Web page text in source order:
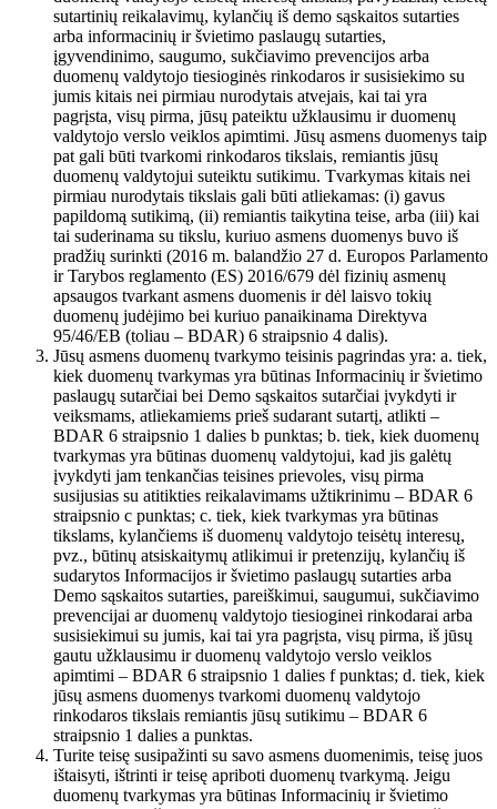
sutartinių reikalavimų, kylančių iš demo sąskaitos sutarties
arba informacinių ir švietimo paslaugų sutarties,
įgyvendinimo, saugumo, sukčiavimo prevencijos arba
duomenų valdytojo tiesioginės rinkodaros ir susisiekimo su
jumis kitais nei pirmiau nurodytais atvejais, kai tai yra
pagrįsta, visų pirma, jūsų pateiktu užklausimu ir duomenų
valdytojo verslo veiklos apimtimi. Jūsų asmens duomenys taip
pat gali būti tvarkomi rinkodaros tikslais, remiantis jūsų
duomenų valdytojui suteiktu sutikimu. Tvarkymas kitais nei
pirmiau nurodytais tikslais gali būti atliekamas: (i) gavus
papildomą sutikimą, (ii) remiantis taikytina teise, arba (iii) kai
tai suderinama su tikslu, kuriuo asmens duomenys buvo iš
pradžių surinkti (2016 m. balandžio 27 d. Europos Parlamento
ir Tarybos reglamento (ES) 2016/679 dėl fizinių asmenų
apsaugos tvarkant asmens duomenis ir dėl laisvo tokių
duomenų judėjimo bei kuriuo panaikinama Direktyva
95/46/EB (toliau – BDAR) 6 straipsnio 4 dalis).
Jūsų asmens duomenų tvarkymo teisinis pagrindas yra: a. tiek,
kiek duomenų tvarkymas yra būtinas Informacinių ir švietimo
paslaugų sutarčiai bei Demo sąskaitos sutarčiai įvykdyti ir
veiksmams, atliekamiems prieš sudarant sutartį, atlikti –
BDAR 6 straipsnio 1 dalies b punktas; b. tiek, kiek duomenų
tvarkymas yra būtinas duomenų valdytojui, kad jis galėtų
įvykdyti jam tenkančias teisines prievoles, visų pirma
susijusias su atitikties reikalavimams užtikrinimu – BDAR 6
straipsnio c punktas; c. tiek, kiek tvarkymas yra būtinas
tikslams, kylančiems iš duomenų valdytojo teisėtų interesų,
pvz., būtinų atsiskaitymų atlikimui ir pretenzijų, kylančių iš
sudarytos Informacijos ir švietimo paslaugų sutarties arba
Demo sąskaitos sutarties, pareiškimui, saugumui, sukčiavimo
prevencijai ar duomenų valdytojo tiesioginei rinkodarai arba
susisiekimui su jumis, kai tai yra pagrįsta, visų pirma, iš jūsų
gautu užklausimu ir duomenų valdytojo verslo veiklos
apimtimi – BDAR 6 straipsnio 1 dalies f punktas; d. tiek, kiek
jūsų asmens duomenys tvarkomi duomenų valdytojo
rinkodaros tikslais remiantis jūsų sutikimu – BDAR 6
straipsnio 1 dalies a punktas.
Turite teisę susipažinti su savo asmens duomenimis, teisę juos
ištaisyti, ištrinti ir teisę apriboti duomenų tvarkymą. Jeigu
duomenų tvarkymas yra būtinas Informacinių ir švietimo